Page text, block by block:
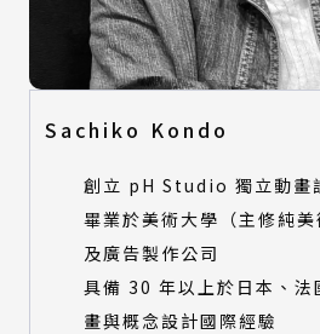
Sachiko Kondo
創立 pH Studio 獨立動畫
畢業於美術大學（主修純
及廣告製作公司
具備 30 年以上於日本、法
畫與概念設計國際經驗